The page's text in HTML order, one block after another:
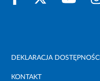
DEKLARACJA DOSTĘPNOŚCI
KONTAKT